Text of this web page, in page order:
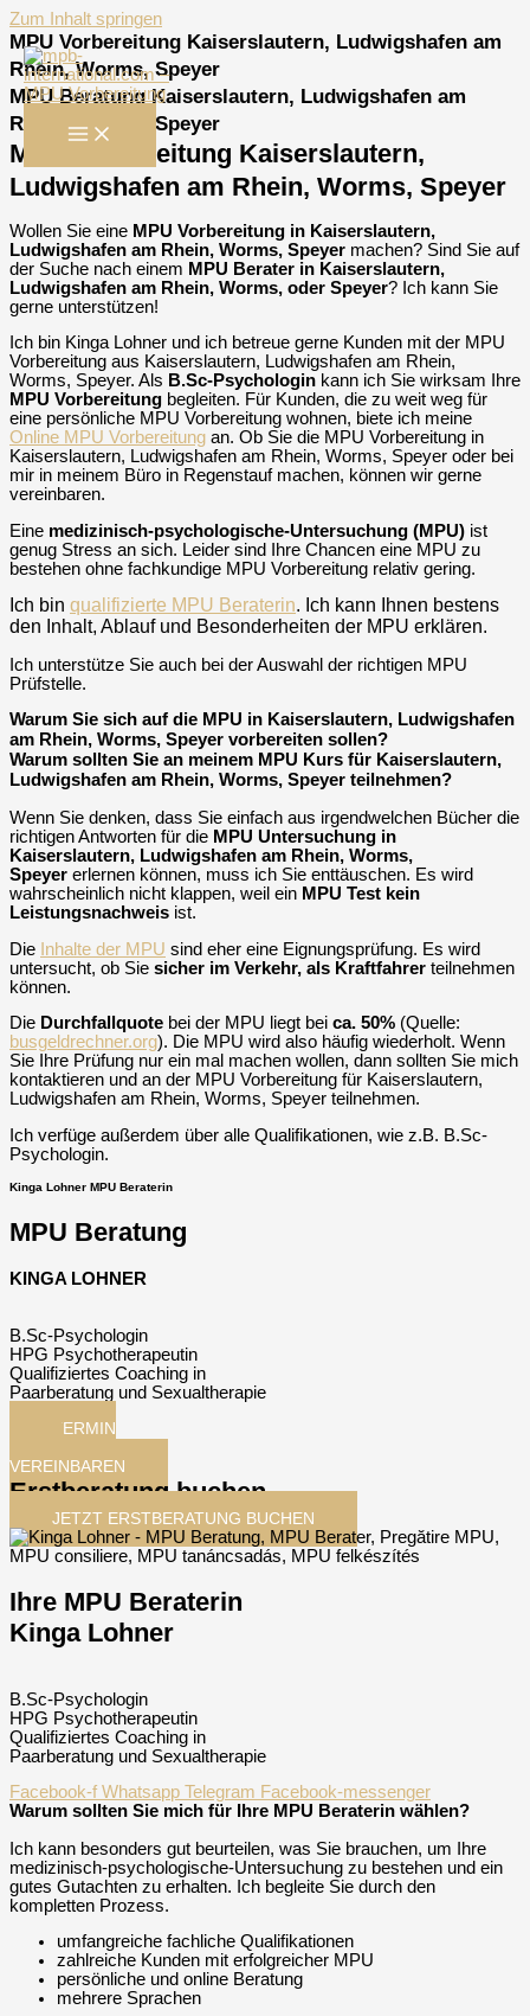
Zum Inhalt springen
MPU Vorbereitung Kaiserslautern, Ludwigshafen am
Rhein, Worms, Speyer
MPU Beratung Kaiserslautern, Ludwigshafen am
Rhein, Worms, Speyer
MPU Vorbereitung Kaiserslautern,
Ludwigshafen am Rhein, Worms, Speyer
Wollen Sie eine MPU Vorbereitung in Kaiserslautern,
Ludwigshafen am Rhein, Worms, Speyer machen? Sind Sie auf
der Suche nach einem MPU Berater in Kaiserslautern,
Ludwigshafen am Rhein, Worms, oder Speyer? Ich kann Sie
gerne unterstützen!
Ich bin Kinga Lohner und ich betreue gerne Kunden mit der MPU
Vorbereitung aus Kaiserslautern, Ludwigshafen am Rhein,
Worms, Speyer. Als B.Sc-Psychologin kann ich Sie wirksam Ihre
MPU Vorbereitung begleiten. Für Kunden, die zu weit weg für
eine persönliche MPU Vorbereitung wohnen, biete ich meine
Online MPU Vorbereitung an. Ob Sie die MPU Vorbereitung in
Kaiserslautern, Ludwigshafen am Rhein, Worms, Speyer oder bei
mir in meinem Büro in Regenstauf machen, können wir gerne
vereinbaren.
Eine medizinisch-psychologische-Untersuchung (MPU) ist
genug Stress an sich. Leider sind Ihre Chancen eine MPU zu
bestehen ohne fachkundige MPU Vorbereitung relativ gering.
Ich bin qualifizierte MPU Beraterin. Ich kann Ihnen bestens
den Inhalt, Ablauf und Besonderheiten der MPU erklären.
Ich unterstütze Sie auch bei der Auswahl der richtigen MPU
Prüfstelle.
Warum Sie sich auf die MPU in Kaiserslautern, Ludwigshafen
am Rhein, Worms, Speyer vorbereiten sollen?
Warum sollten Sie an meinem MPU Kurs für Kaiserslautern,
Ludwigshafen am Rhein, Worms, Speyer teilnehmen?
Wenn Sie denken, dass Sie einfach aus irgendwelchen Bücher die
richtigen Antworten für die MPU Untersuchung in
Kaiserslautern, Ludwigshafen am Rhein, Worms,
Speyer erlernen können, muss ich Sie enttäuschen. Es wird
wahrscheinlich nicht klappen, weil ein MPU Test kein
Leistungsnachweis ist.
Die Inhalte der MPU sind eher eine Eignungsprüfung. Es wird
untersucht, ob Sie sicher im Verkehr, als Kraftfahrer teilnehmen
können.
Die Durchfallquote bei der MPU liegt bei ca. 50% (Quelle:
busgeldrechner.org). Die MPU wird also häufig wiederholt. Wenn
Sie Ihre Prüfung nur ein mal machen wollen, dann sollten Sie mich
kontaktieren und an der MPU Vorbereitung für Kaiserslautern,
Ludwigshafen am Rhein, Worms, Speyer teilnehmen.
Ich verfüge außerdem über alle Qualifikationen, wie z.B. B.Sc-
Psychologin.
Kinga Lohner MPU Beraterin
MPU Beratung
KINGA LOHNER
B.Sc-Psychologin
HPG Psychotherapeutin
Qualifiziertes Coaching in
Paarberatung und Sexualtherapie
TERMIN
VEREINBAREN
Erstberatung buchen
JETZT ERSTBERATUNG BUCHEN
Ihre MPU Beraterin
Kinga Lohner
B.Sc-Psychologin
HPG Psychotherapeutin
Qualifiziertes Coaching in
Paarberatung und Sexualtherapie
Facebook-f Whatsapp Telegram Facebook-messenger
Warum sollten Sie mich für Ihre MPU Beraterin wählen?
Ich kann besonders gut beurteilen, was Sie brauchen, um Ihre
medizinisch-psychologische-Untersuchung zu bestehen und ein
gutes Gutachten zu erhalten. Ich begleite Sie durch den
kompletten Prozess.
umfangreiche fachliche Qualifikationen
zahlreiche Kunden mit erfolgreicher MPU
persönliche und online Beratung
mehrere Sprachen